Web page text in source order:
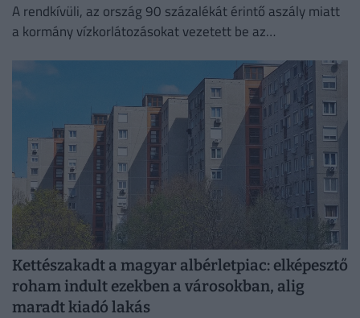
A rendkívüli, az ország 90 százalékát érintő aszály miatt
a kormány vízkorlátozásokat vezetett be az
biztosítása érdekében.
Kettészakadt a magyar albérletpiac: elképesztő
roham indult ezekben a városokban, alig
maradt kiadó lakás